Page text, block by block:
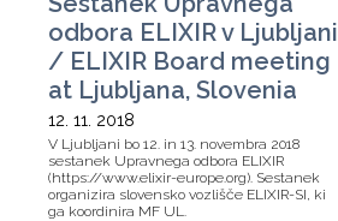
odbora ELIXIR v Ljubljani
/ ELIXIR Board meeting
at Ljubljana, Slovenia
12. 11. 2018
V Ljubljani bo 12. in 13. novembra 2018
sestanek Upravnega odbora ELIXIR
(https://www.elixir-europe.org). Sestanek
organizira slovensko vozlišče ELIXIR-SI, ki
ga koordinira MF UL.